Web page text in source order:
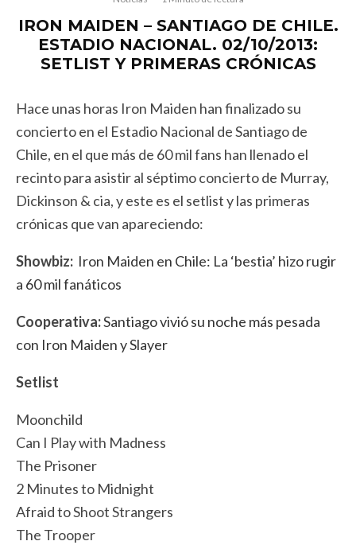
IRON MAIDEN – SANTIAGO DE CHILE.
ESTADIO NACIONAL. 02/10/2013:
SETLIST Y PRIMERAS CRÓNICAS
Hace unas horas Iron Maiden han finalizado su
concierto en el Estadio Nacional de Santiago de
Chile, en el que más de 60 mil fans han llenado el
recinto para asistir al séptimo concierto de Murray,
Dickinson & cia, y este es el setlist y las primeras
crónicas que van apareciendo:
Showbiz: Iron Maiden en Chile: La ‘bestia’ hizo rugir
a 60 mil fanáticos
Cooperativa:Santiago vivió su noche más pesada
con Iron Maiden y Slayer
Setlist
Moonchild
Can I Play with Madness
The Prisoner
2 Minutes to Midnight
Afraid to Shoot Strangers
The Trooper